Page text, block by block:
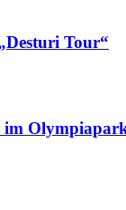
Tour“
im